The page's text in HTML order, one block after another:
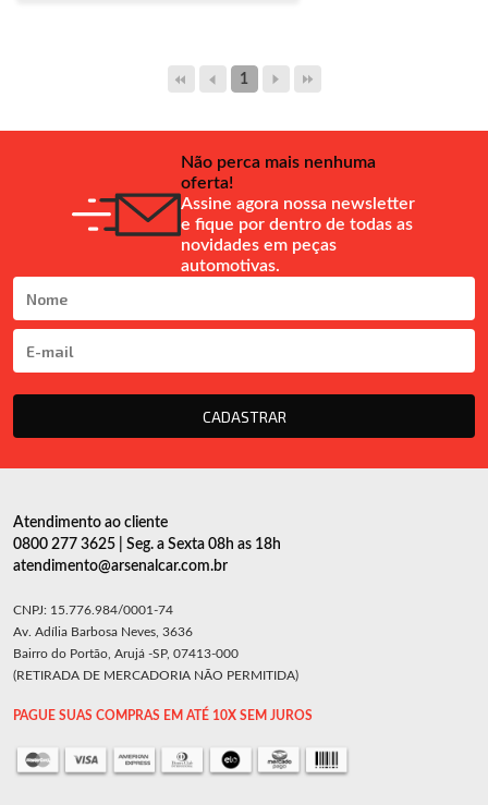
1
Não perca mais nenhuma
oferta!
Assine agora nossa newsletter
e fique por dentro de todas as
novidades em peças
automotivas.
CADASTRAR
Atendimento ao cliente
0800 277 3625 | Seg. a Sexta 08h as 18h
atendimento@arsenalcar.com.br
CNPJ: 15.776.984/0001-74
Av. Adília Barbosa Neves, 3636
Bairro do Portão, Arujá -SP, 07413-000
(RETIRADA DE MERCADORIA NÃO PERMITIDA)
PAGUE SUAS COMPRAS EM ATÉ 10X SEM JUROS